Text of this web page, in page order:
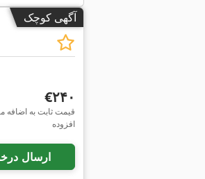
آگهی کوچک
‎€۲۴۰
قیمت ثابت به اضافه
افزوده
ارسال